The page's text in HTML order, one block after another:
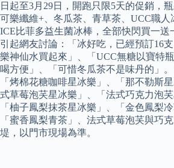
日起至3月29日，開跑只限5天的促銷，
可樂纖維+、冬瓜茶、青草茶、UCC職人
ICE比菲多益生菌冰棒，全部快閃買一送
引起網友討論：「冰好吃，已經預訂16
樂神仙水買起來」、「UCC無糖以寶特
喝方便」、「可惜冬瓜茶不是味丹的」
「烤棉花糖咖啡星冰樂」、「那不勒斯
式草莓泡芺星冰樂」、「法式巧克力泡
「柚子鳳梨抹茶星冰樂」、「金色鳳梨冷
「蜜香鳳梨青茶」、法式草莓泡芺與巧
堤，以門市現場為準。